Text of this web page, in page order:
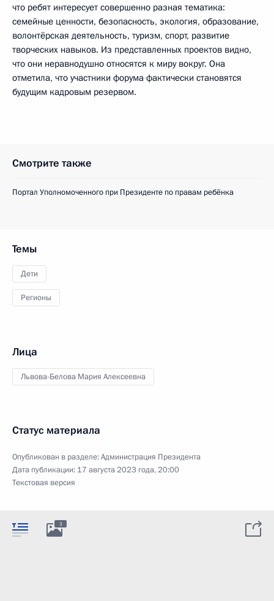
что ребят интересует совершенно разная тематика:
семейные ценности, безопасность, экология, образование,
волонтёрская деятельность, туризм, спорт, развитие
творческих навыков. Из представленных проектов видно,
что они неравнодушно относятся к миру вокруг. Она
отметила, что участники форума фактически становятся
будущим кадровым резервом.
Смотрите также
Портал Уполномоченного при Президенте по правам ребёнка
Темы
Дети
Регионы
Лица
Львова-Белова Мария Алексеевна
Статус материала
Опубликован в разделе:Администрация Президента
Дата публикации: 17 августа 2023 года, 20:00
Текстовая версия
3